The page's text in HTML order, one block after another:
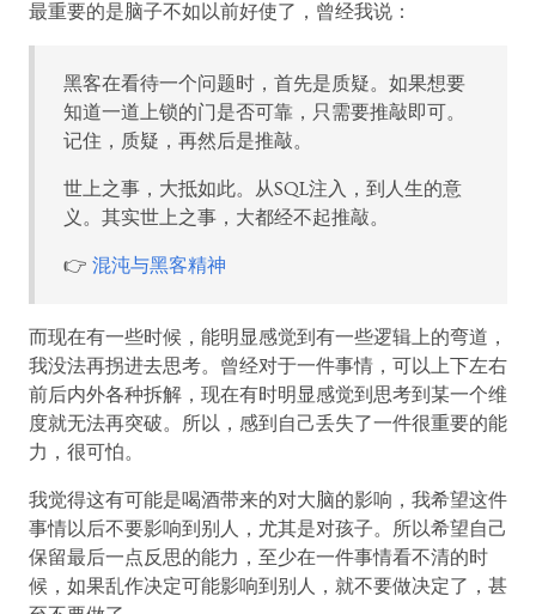
最重要的是脑子不如以前好使了，曾经我说：
黑客在看待一个问题时，首先是质疑。如果想要
知道一道上锁的门是否可靠，只需要推敲即可。
记住，质疑，再然后是推敲。
世上之事，大抵如此。从SQL注入，到人生的意
义。其实世上之事，大都经不起推敲。
👉 混沌与黑客精神
而现在有一些时候，能明显感觉到有一些逻辑上的弯道，
我没法再拐进去思考。曾经对于一件事情，可以上下左右
前后内外各种拆解，现在有时明显感觉到思考到某一个维
度就无法再突破。所以，感到自己丢失了一件很重要的能
力，很可怕。
我觉得这有可能是喝酒带来的对大脑的影响，我希望这件
事情以后不要影响到别人，尤其是对孩子。所以希望自己
保留最后一点反思的能力，至少在一件事情看不清的时
候，如果乱作决定可能影响到别人，就不要做决定了，甚